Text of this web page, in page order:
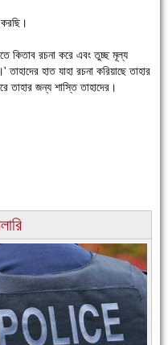
কিতাব রচনা করে এবং তুচ্ছ মূল্য
হাত যাহা রচনা করিয়াছে তাহার
তাহার জন্য শাস্তি তাহাদের।
করে নিয়েছে